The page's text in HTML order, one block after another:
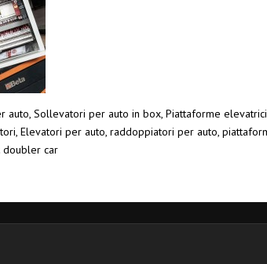
Sollevatori per auto in box, Piattaforme
Elevatori per auto, raddoppiatori per auto,
doubler car